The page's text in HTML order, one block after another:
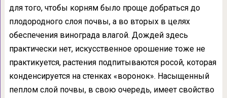
для того, чтобы корням было проще добраться до
плодородного слоя почвы, а во вторых в целях
обеспечения винограда влагой. Дождей здесь
практически нет, искусственное орошение тоже не
практикуется, растения подпитываются росой, которая
конденсируется на стенках «воронок». Насыщенный
пеплом слой почвы, в свою очередь, имеет свойство